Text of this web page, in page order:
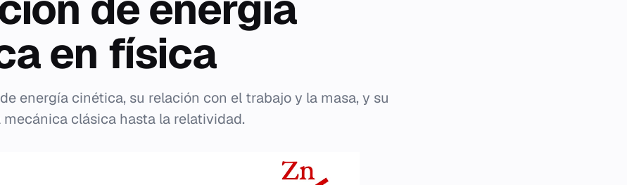
en física
energía cinética, su relación con el trabajo y la masa, y su
clásica hasta la relatividad.